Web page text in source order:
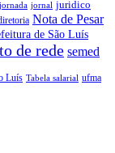
jornada jornal juridico
Nota de Pesar
de São Luís
de rede semed
Luís Tabela salarial ufma